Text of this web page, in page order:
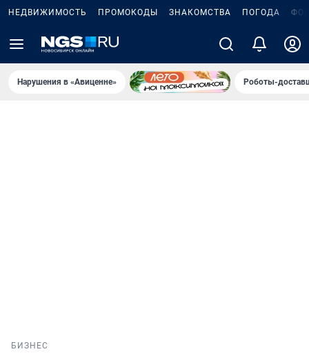
НЕДВИЖИМОСТЬ ПРОМОКОДЫ ЗНАКОМСТВА ПОГОДА
Нарушения в «Авиценне» Роботы-
БИЗНЕС